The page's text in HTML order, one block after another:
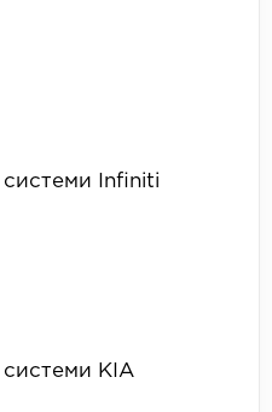
системи Infiniti
системи KIA